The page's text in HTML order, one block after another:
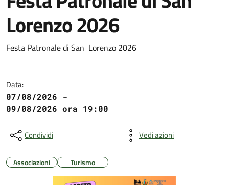
Lorenzo 2026
Festa Patronale di San Lorenzo 2026
Data:
07/08/2026 -
09/08/2026 ora 19:00
Condividi Vedi azioni
Associazioni Turismo